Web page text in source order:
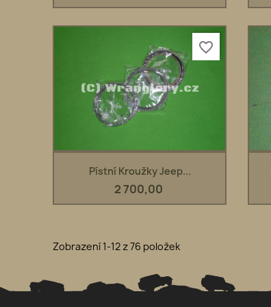
 Rychlý náhled
Pístní Kroužky Jeep...
2 700,00
favorite_border
Zobrazení 1-12 z 76 položek